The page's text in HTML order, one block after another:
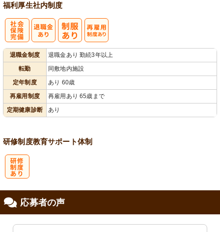
福利厚生社内制度
退職金制度
退職金あり 勤続3年以上
転勤
同敷地内施設
定年制度
あり 60歳
再雇用制度
再雇用あり 65歳まで
定期健康診断
あり
研修制度教育サポート体制
応募者の声